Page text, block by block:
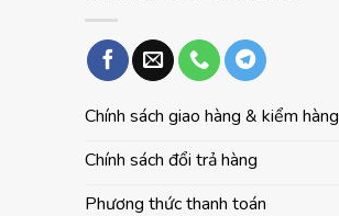
Chính sách giao hàng & kiểm hàng
Chính sách đổi trả hàng
Phương thức thanh toán